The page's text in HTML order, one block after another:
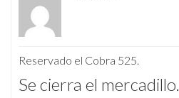
Reservado el Cobra 525.
Se cierra el mercadillo.